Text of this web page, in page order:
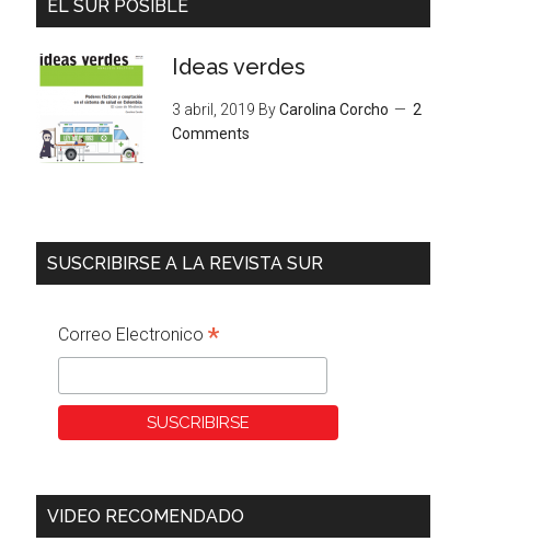
EL SUR POSIBLE
Ideas verdes
3 abril, 2019 ByCarolina Corcho
2
Comments
SUSCRIBIRSE A LA REVISTA SUR
Correo Electronico *
VIDEO RECOMENDADO